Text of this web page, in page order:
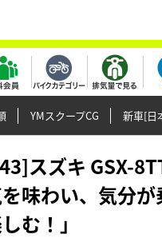
YMスクープCG 新車[日
スズキ GSX-
味わい、気分
む！」